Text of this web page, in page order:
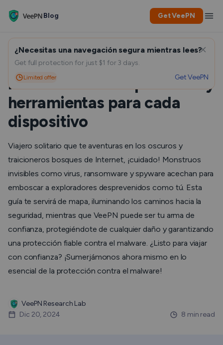
Blog Get VeePN
Protección frente al
malware: buenas prácticas y
herramientas para cada
dispositivo
Viajero solitario que te aventuras en los oscuros y
traicioneros bosques de Internet, ¡cuidado! Monstruos
invisibles como virus, ransomware y spyware acechan para
emboscar a exploradores desprevenidos como tú. Esta
guía te servirá de mapa, iluminando los caminos hacia la
seguridad, mientras que VeePN puede ser tu arma de
confianza, protegiéndote de cualquier daño y garantizando
una protección fiable contra el malware. ¿Listo para viajar
con confianza? ¡Sumerjámonos ahora mismo en lo
esencial de la protección contra el malware!
VeePN Research Lab
Dic 20, 2024
8 min read
¿Necesitas una navegación segura mientras lees?
Get full protection for just $1 for 3 days.
Limited offer Get VeePN